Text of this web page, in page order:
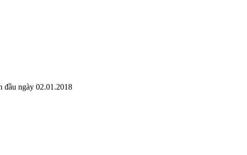
đầu ngày 02.01.2018